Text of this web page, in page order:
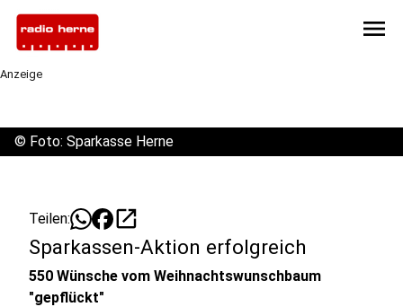
menu
Anzeige
© Foto: Sparkasse Herne
Teilen: open_in_new
Sparkassen-Aktion erfolgreich
550 Wünsche vom Weihnachtswunschbaum
"gepflückt"